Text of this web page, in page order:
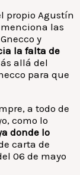
propio Agustín
las
y
la falta de
allá del
para que
a todo de
como lo
donde lo
carta de
06 de mayo